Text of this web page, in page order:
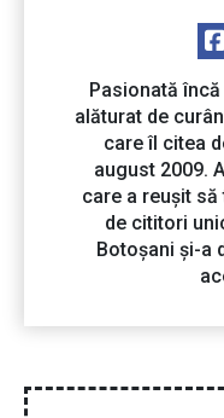
Pasionată
alăturat de
care îl citea
august 2009.
care a reușit
de cititori
Botoșani și-a